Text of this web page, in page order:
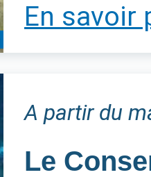
En savoir
A partir du
Le